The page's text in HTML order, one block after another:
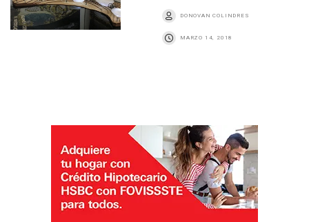
DONOVAN COLINDRES
MARZO 14, 2018